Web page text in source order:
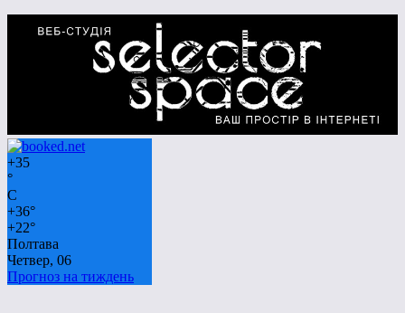
+35
°
C
+36°
+22°
Полтава
Четвер, 06
Прогноз на тиждень